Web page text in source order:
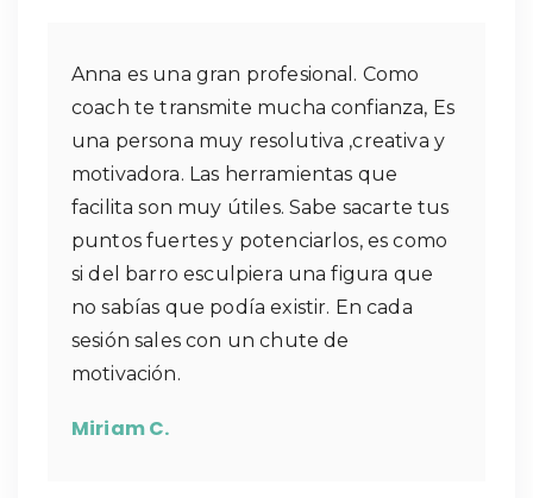
Anna es una gran profesional. Como
coach te transmite mucha confianza, Es
una persona muy resolutiva ,creativa y
motivadora. Las herramientas que
facilita son muy útiles. Sabe sacarte tus
puntos fuertes y potenciarlos, es como
si del barro esculpiera una figura que
no sabías que podía existir. En cada
sesión sales con un chute de
motivación.
Miriam C.